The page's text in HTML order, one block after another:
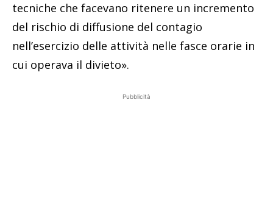
tecniche che facevano ritenere un incremento
del rischio di diffusione del contagio
nell’esercizio delle attività nelle fasce orarie in
cui operava il divieto».
Pubblicità